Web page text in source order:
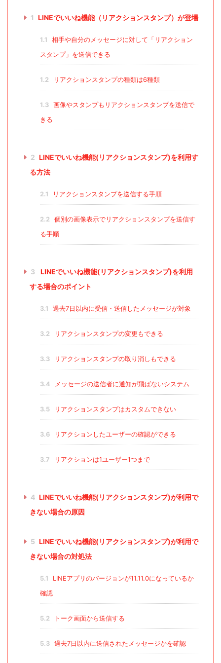
1 LINEでいいね機能（リアクションスタンプ）が登場
1.1
相手や自分のメッセージに対して「リアクション
スタンプ」を送信できる
1.2 リアクションスタンプの種類は6種類
1.3
画像やスタンプもリアクションスタンプを送信で
きる
2 LINEでいいね機能(リアクションスタンプ)を利用す
る方法
2.1 リアクションスタンプを送信する手順
2.2
個別の画像表示でリアクションスタンプを送信す
る手順
3
LINEでいいね機能(リアクションスタンプ)を利用
する場合のポイント
3.1 過去7日以内に受信・送信したメッセージが対象
3.2 リアクションスタンプの変更もできる
3.3 リアクションスタンプの取り消しもできる
3.4 メッセージの送信者に通知が飛ばないシステム
3.5 リアクションスタンプはカスタムできない
3.6 リアクションしたユーザーの確認ができる
3.7 リアクションは1ユーザー1つまで
4 LINEでいいね機能(リアクションスタンプ)が利用で
きない場合の原因
5 LINEでいいね機能(リアクションスタンプ)が利用で
きない場合の対処法
5.1
LINEアプリのバージョンが11.11.0になっているか
確認
5.2 トーク画面から送信する
5.3 過去7日以内に送信されたメッセージかを確認